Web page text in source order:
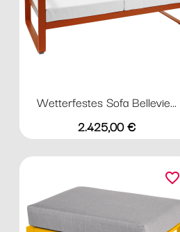
Wetterfestes Sofa Bellevie...
Preis
2.425,00 €
favorite_border